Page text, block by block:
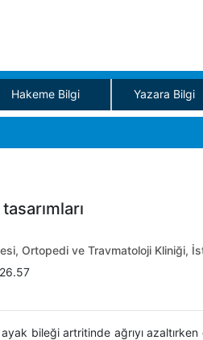
Hakeme Bilgi Yazara Bilgi
Ortopedi ve Travmatoloji Kliniği,
bileği artritinde ağrıyı